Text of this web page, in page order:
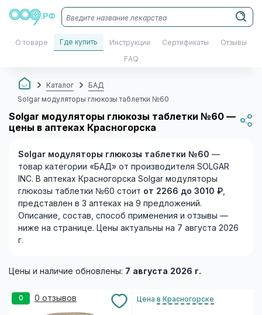
О товаре Где купить Инструкции Сертификаты Отзывы
FAQ
Каталог
БАД
Solgar модуляторы глюкозы таблетки №60
Solgar модуляторы глюкозы таблетки №60 —
цены в аптеках Красногорска
Solgar модуляторы глюкозы таблетки №60 —
товар категории «БАД» от производителя SOLGAR
INC. В аптеках Красногорска Solgar модуляторы
глюкозы таблетки №60 стоит от 2266 до 3010 ₽,
представлен в 3 аптеках на 9 предложений.
Описание, состав, способ применения и отзывы —
ниже на странице. Цены актуальны на 7 августа 2026
г.
Цены и наличие обновлены: 7 августа 2026 г.
0 0 отзывов Цена в Красногорске